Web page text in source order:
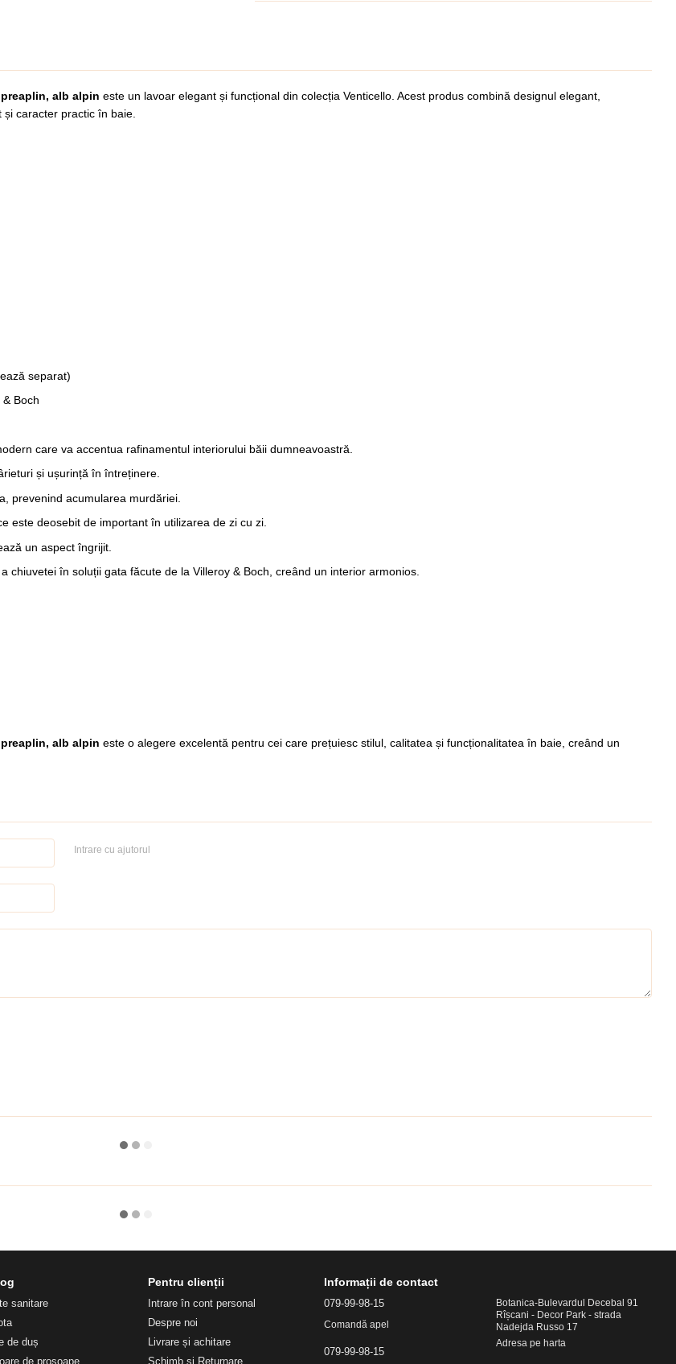
alb alpin este un lavoar elegant și funcțional din colecția Venticello. Acest produs combină designul elegant,
caracter practic în baie.
separat)
Boch
care va accentua rafinamentul interiorului băii dumneavoastră.
și ușurință în întreținere.
prevenind acumularea murdăriei.
este deosebit de important în utilizarea de zi cu zi.
un aspect îngrijit.
chiuvetei în soluții gata făcute de la Villeroy & Boch, creând un interior armonios.
alb alpin este o alegere excelentă pentru cei care prețuiesc stilul, calitatea și funcționalitatea în baie, creând un
Intrare cu ajutorul
sanitare
de duș
de prosoape
Pentru clienții
Intrare în cont personal
Despre noi
Livrare și achitare
Schimb și Returnare
Informații de contact
079-99-98-15
Comandă apel
079-99-98-15
Botanica-Bulevardul Decebal 91
Rîșcani - Decor Park - strada
Nadejda Russo 17
Adresa pe harta